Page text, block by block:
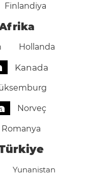
Finlandiya
Hollanda
Kanada
Norveç
Romanya
Yunanistan